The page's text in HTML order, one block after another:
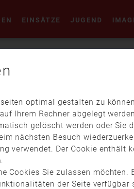
EINSÄTZE JUGEND
optimal gestalten zu
Ihrem Rechner abgelegt
gelöscht werden oder
nächsten Besuch
verwendet. Der Cookie
Cookies Sie zulassen
der Seite